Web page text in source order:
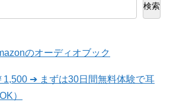
検索
のオーディオブック
1,500 ➔ まずは30日間無料体験で耳
）